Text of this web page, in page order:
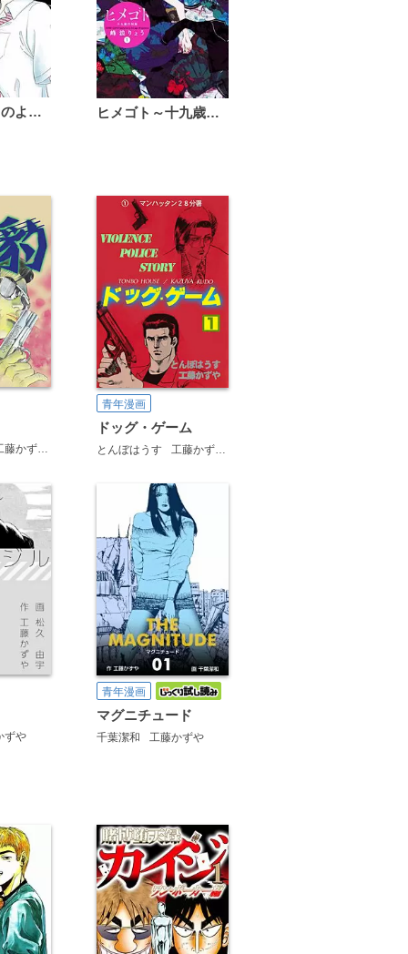
恋は雨上がりのように ヒメゴト～十九歳の制服～
藤かずや
青年漫画
ドッグ・ゲーム
とんぼはうす 工藤かずや
ずや
青年漫画
マグニチュード
千葉潔和 工藤かずや